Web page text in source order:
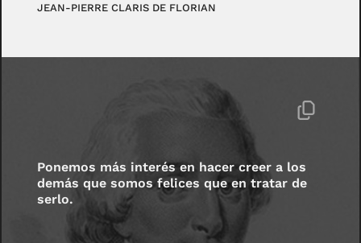
JEAN-PIERRE CLARIS DE FLORIAN
Ponemos más interés en hacer creer a los
demás que somos felices que en tratar de
serlo.